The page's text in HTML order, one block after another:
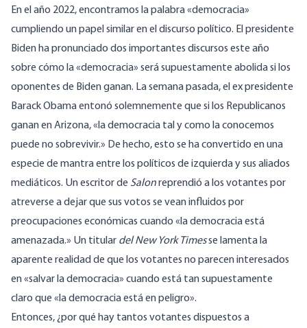
En el año 2022, encontramos la palabra «democracia»
cumpliendo un papel similar en el discurso político. El presidente
Biden ha pronunciado dos importantes discursos este año
sobre cómo la «democracia» será supuestamente abolida si los
oponentes de Biden ganan. La semana pasada, el ex presidente
Barack Obama entonó solemnemente que si los Republicanos
ganan en Arizona, « la democracia tal y como la conocemos
puede no sobrevivir.» De hecho, esto se ha convertido en una
especie de mantra entre los políticos de izquierda y sus aliados
mediáticos. Un escritor de Salonreprendió a los votantes por
atreverse a dejar que sus votos se vean influidos por
preocupaciones económicas cuando « la democracia está
amenazada.» Un titular del New York Timesse lamenta la
aparente realidad de que los votantes no parecen interesados
en «salvar la democracia» cuando está tan supuestamente
claro que «la democracia está en peligro».
Entonces, ¿por qué hay tantos votantes dispuestos a